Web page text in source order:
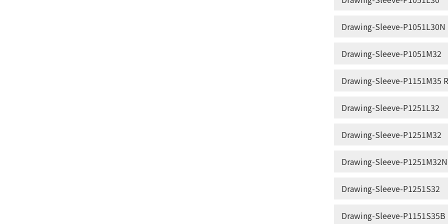
Drawing-Sleeve-P1051L30N
Drawing-Sleeve-P1051M32
Drawing-Sleeve-P1151M35
Drawing-Sleeve-P1251L32
Drawing-Sleeve-P1251M32
Drawing-Sleeve-P1251M32N
Drawing-Sleeve-P1251S32
Drawing-Sleeve-P1151S35B